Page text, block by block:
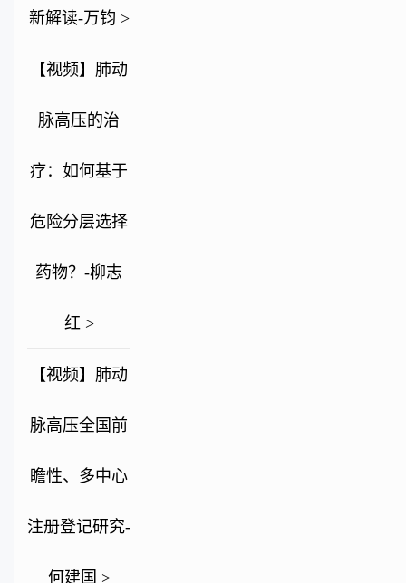
新解读-万钧 >
【视频】肺动
脉高压的治
疗：如何基于
危险分层选择
药物？-柳志
红 >
【视频】肺动
脉高压全国前
瞻性、多中心
注册登记研究-
何建国 >